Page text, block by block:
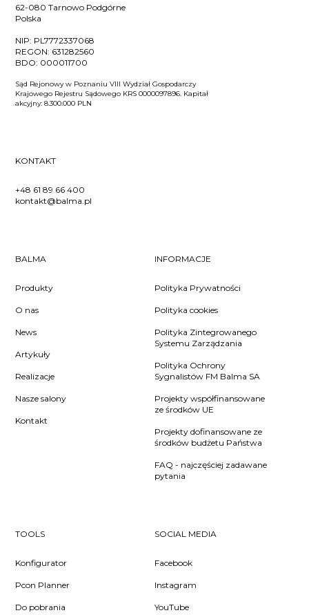
62-080 Tarnowo Podgórne
Polska
NIP: PL7772337068
REGON: 631282560
BDO: 000011700
Sąd Rejonowy w Poznaniu VIII Wydział Gospodarczy
Krajowego Rejestru Sądowego KRS 0000097896. Kapitał
akcyjny: 8.300.000 PLN
KONTAKT
+48 61 89 66 400
kontakt@balma.pl
BALMA
Produkty
O nas
News
Artykuły
Realizacje
Nasze salony
Kontakt
INFORMACJE
Polityka Prywatności
Polityka cookies
Polityka Zintegrowanego
Systemu Zarządzania
Polityka Ochrony
Sygnalistów FM Balma SA
Projekty współfinansowane
ze środków UE
Projekty dofinansowane ze
środków budżetu Państwa
FAQ - najczęściej zadawane
pytania
TOOLS
Konfigurator
Pcon Planner
Do pobrania
SOCIAL MEDIA
Facebook
Instagram
YouTube